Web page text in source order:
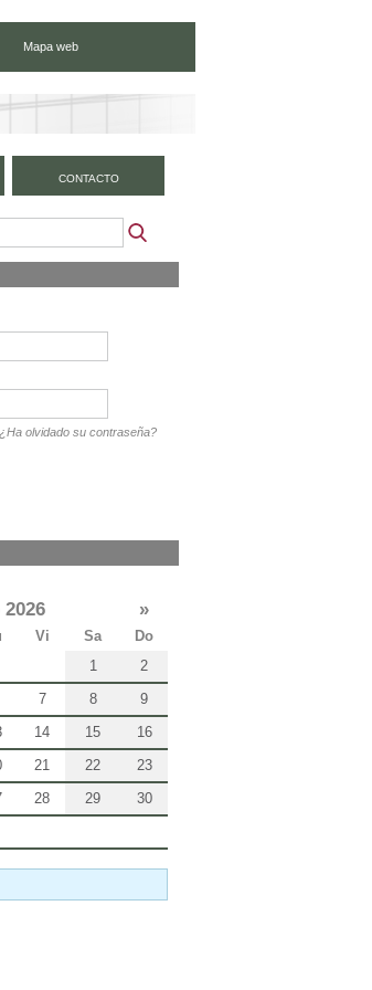
Mapa web
CONTACTO
¿Ha olvidado su contraseña?
»
Vi Sa
Do
1
2
7 8
9
14 15
16
21 22
23
28 29
30